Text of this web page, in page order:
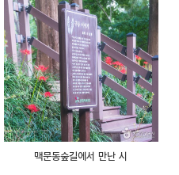
맥문동숲길에서 만난 시